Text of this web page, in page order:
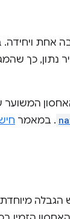
אחת
כך
. במאמר
הגבלה